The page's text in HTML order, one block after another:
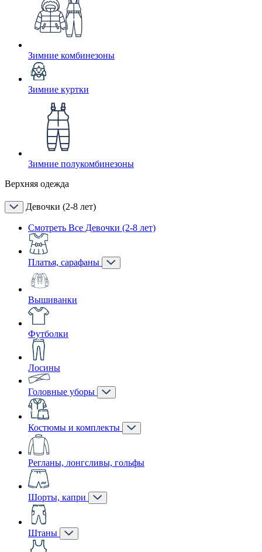
Зимние комбинезоны
Зимние куртки
Зимние полукомбинезоны
Верхняя одежда
Девочки (2-8 лет)
Смотреть Все Девочки (2-8 лет)
Платья, сарафаны
Вышиванки
Футболки
Лосины
Головные уборы
Костюмы и комплекты
Регланы, лонгсливы, гольфы
Шорты, капри
Штаны